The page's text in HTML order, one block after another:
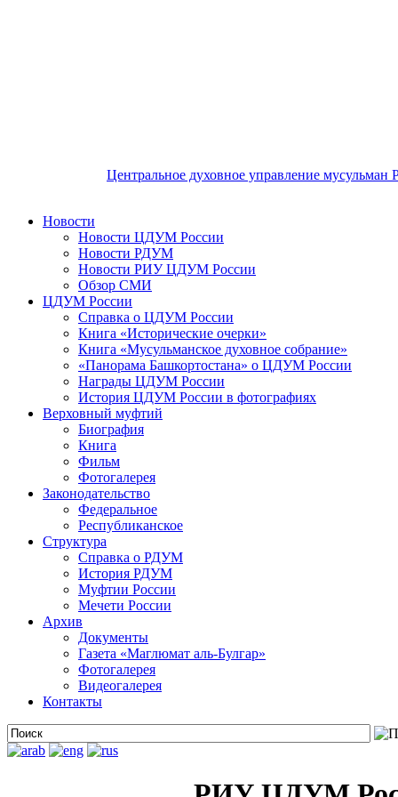
Центральное духовное управление мусульман
Новости
Новости ЦДУМ России
Новости РДУМ
Новости РИУ ЦДУМ России
Обзор СМИ
ЦДУМ России
Справка о ЦДУМ России
Книга «Исторические очерки»
Книга «Мусульманское духовное собрание»
«Панорама Башкортостана» о ЦДУМ России
Награды ЦДУМ России
История ЦДУМ России в фотографиях
Верховный муфтий
Биография
Книга
Фильм
Фотогалерея
Законодательство
Федеральное
Республиканское
Структура
Справка о РДУМ
История РДУМ
Муфтии России
Мечети России
Архив
Документы
Газета «Маглюмат аль-Булгар»
Фотогалерея
Видеогалерея
Контакты